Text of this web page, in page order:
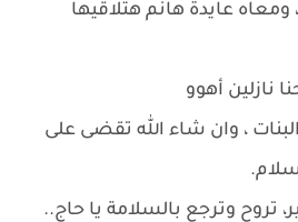
عايدة هانم هتلاقيها
نازلين أهوو
، وان شاء الله تقضى على
سلام.
تروح وترجع بالسلامة يا حاج..